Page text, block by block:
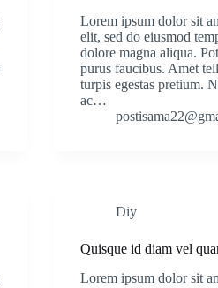
Lorem ipsum dolor sit
elit, sed do eiusmod
dolore magna aliqua.
purus faucibus. Amet
turpis egestas pretium.
ac…
Diy
Quisque id diam vel
Lorem ipsum dolor sit